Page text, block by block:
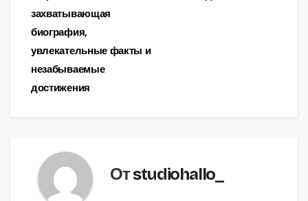
записям
захватывающая
биография,
увлекательные факты и
незабываемые
достижения
Отstudiohallo_